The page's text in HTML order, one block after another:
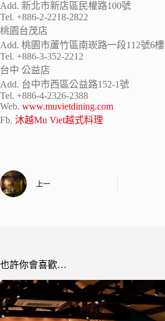
Add. 新北市新店區民權路100號
Tel. +886-2-2218-2822
桃園台茂店
Add. 桃園市蘆竹區南崁路一段112號6樓
Tel. +886-3-352-2212
台中 公益店
Add. 台中市西區公益路152-1號
Tel. +886-4-2326-2388
Web. www.muvietdining.com
Fb. 沐越Mu Viet越式料理
上一
也許你會喜歡…